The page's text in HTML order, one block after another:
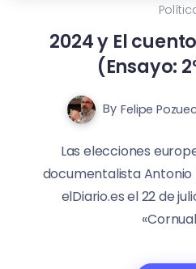
2024 y El
(Ensayo:
By Felipe
Las elecciones
documentalista
elDiario.es el 22 de